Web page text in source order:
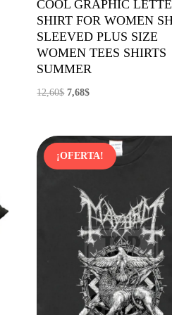
COOL GRAPHIC
SHIRT FOR WOMEN
SLEEVED PLUS SIZE
WOMEN TEES SHIRTS
SUMMER
12,60$ El
7,68$El
7,68$.
¡OFERTA!